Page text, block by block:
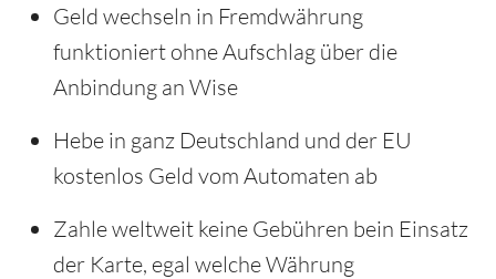
Geld wechseln in Fremdwährung
funktioniert ohne Aufschlag über die
Anbindung an Wise
Hebe in ganz Deutschland und der EU
kostenlos Geld vom Automaten ab
Zahle weltweit keine Gebühren bein Einsatz
der Karte, egal welche Währung